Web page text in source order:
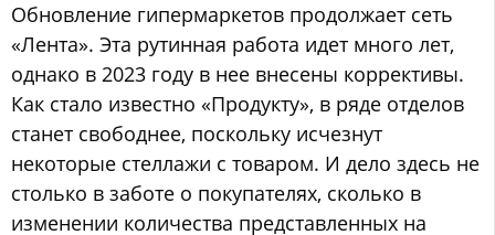
Обновление гипермаркетов продолжает сеть
«Лента». Эта рутинная работа идет много лет,
однако в 2023 году в нее внесены коррективы.
Как стало известно «Продукту», в ряде отделов
станет свободнее, поскольку исчезнут
некоторые стеллажи с товаром. И дело здесь не
столько в заботе о покупателях, сколько в
изменении количества представленных на